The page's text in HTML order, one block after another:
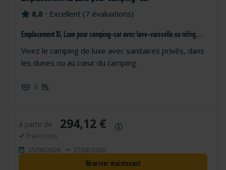
8,8 • Excellent (7 évaluations)
Emplacement XL Luxe pour camping-car avec lave-vaisselle ou réfrigérateur
Vivez le camping de luxe avec sanitaires privés, dans
les dunes ou au cœur du camping.
6
à partir de 294,12 €
frais inclus
25/08/2026
27/08/2026
Réserver maintenant